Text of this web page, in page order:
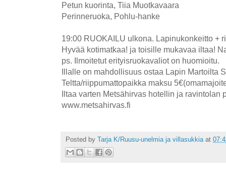
Petun kuorinta, Tiia Muotkavaara
Perinneruoka, Pohlu-hanke
19:00 RUOKAILU ulkona. Lapinukonkeitto +
Hyvää kotimatkaa! ja toisille mukavaa iltaa!
ps. Ilmoitetut erityisruokavaliot on huomioitu.
Illalle on mahdollisuus ostaa Lapin Martoilta
Teltta/riippumattopaikka maksu
Iltaa varten Metsähirvas hotellin ja ravintolan
www.metsahirvas.fi
Posted by Tarja K/Ruusu-unelmia ja villasukkia at